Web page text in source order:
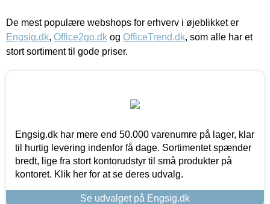
De mest populære webshops for erhverv i øjeblikket er
Engsig.dk, Office2go.dk og OfficeTrend.dk, som alle har et
stort sortiment til gode priser.
Engsig.dk har mere end 50.000 varenumre på lager, klar
til hurtig levering indenfor få dage. Sortimentet spænder
bredt, lige fra stort kontorudstyr til små produkter på
kontoret. Klik her for at se deres udvalg.
Se udvalget på Engsig.dk